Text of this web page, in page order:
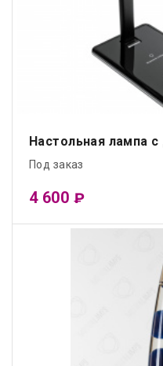
Настольная лампа
Под заказ
4 600 ₽